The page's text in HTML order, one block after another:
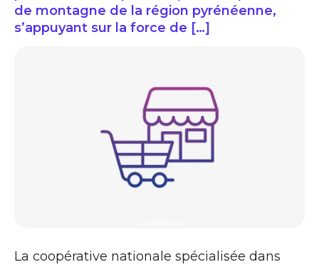
de montagne de la région pyrénéenne,
s’appuyant sur la force de […]
La coopérative nationale spécialisée dans